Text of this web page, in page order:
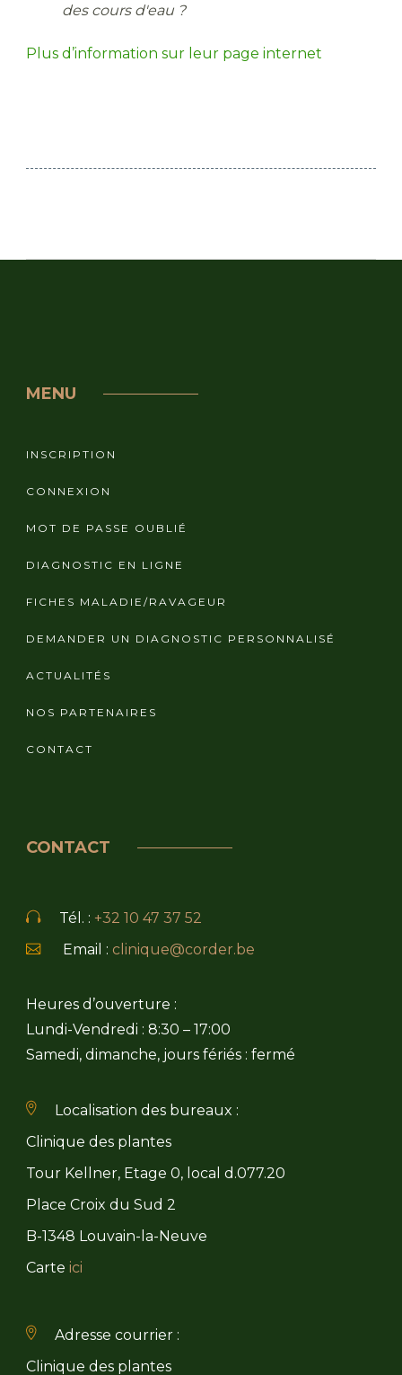
des cours d'eau ?
Plus d’information sur leur page internet
MENU
INSCRIPTION
CONNEXION
MOT DE PASSE OUBLIÉ
DIAGNOSTIC EN LIGNE
FICHES MALADIE/RAVAGEUR
DEMANDER UN DIAGNOSTIC PERSONNALISÉ
ACTUALITÉS
NOS PARTENAIRES
CONTACT
CONTACT
Tél. : +32 10 47 37 52
Email : clinique@corder.be
Heures d’ouverture :
Lundi-Vendredi : 8:30 – 17:00
Samedi, dimanche, jours fériés : fermé
Localisation des bureaux :
Clinique des plantes
Tour Kellner, Etage 0, local d.077.20
Place Croix du Sud 2
B-1348 Louvain-la-Neuve
Carte ici
Adresse courrier :
Clinique des plantes